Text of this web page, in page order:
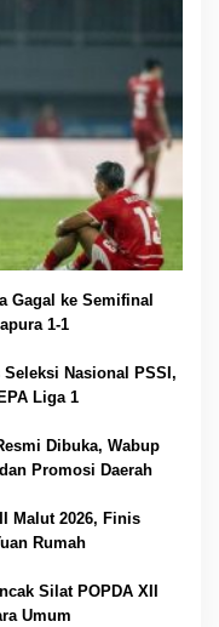
Gagal ke Semifinal
1-1
Nasional PSSI,
Liga 1
Dibuka, Wabup
Promosi Daerah
Malut 2026, Finis
Rumah
Silat POPDA XII
Umum